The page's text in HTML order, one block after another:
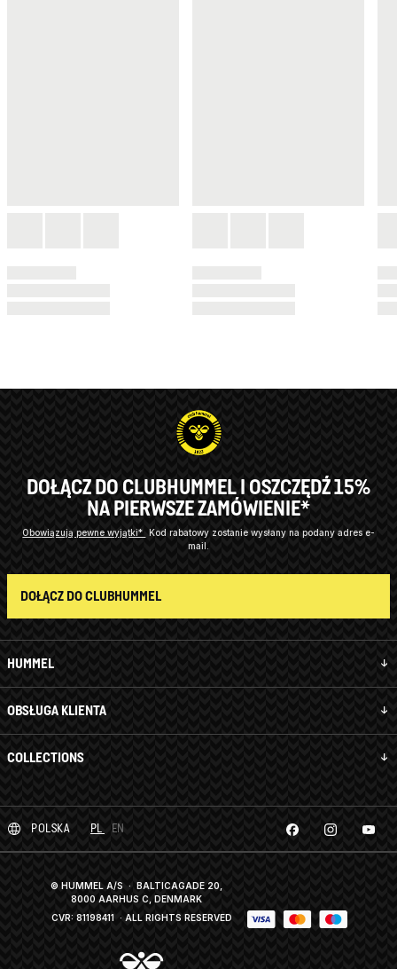
HUMMEL
OBSŁUGA KLIENTA
COLLECTIONS
DOŁĄCZ DO CLUBHUMMEL I OSZCZĘDŹ 15%
NA PIERWSZE ZAMÓWIENIE*
Obowiązują pewne wyjątki*
Kod rabatowy zostanie wysłany na podany adres e-
mail.
DOŁĄCZ DO CLUBHUMMEL
POLSKA PL EN
© HUMMEL A/S · BALTICAGADE 20,
8000 AARHUS C, DENMARK
CVR: 81198411 · ALL RIGHTS RESERVED